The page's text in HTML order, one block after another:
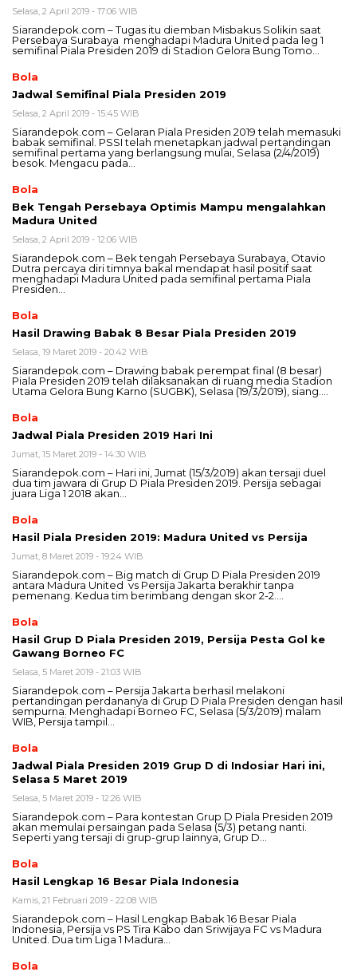
Selasa, 2 April 2019 - 17:06 WIB
Siarandepok.com – Tugas itu diemban Misbakus Solikin saat
Persebaya Surabaya menghadapi Madura United pada leg 1
semifinal Piala Presiden 2019 di Stadion Gelora Bung Tomo…
Bola
Jadwal Semifinal Piala Presiden 2019
Selasa, 2 April 2019 - 15:45 WIB
Siarandepok.com – Gelaran Piala Presiden 2019 telah memasuki
babak semifinal. PSSI telah menetapkan jadwal pertandingan
semifinal pertama yang berlangsung mulai, Selasa (2/4/2019)
besok. Mengacu pada…
Bola
Bek Tengah Persebaya Optimis Mampu mengalahkan
Madura United
Selasa, 2 April 2019 - 12:06 WIB
Siarandepok.com – Bek tengah Persebaya Surabaya, Otavio
Dutra percaya diri timnya bakal mendapat hasil positif saat
menghadapi Madura United pada semifinal pertama Piala
Presiden…
Bola
Hasil Drawing Babak 8 Besar Piala Presiden 2019
Selasa, 19 Maret 2019 - 20:42 WIB
Siarandepok.com – Drawing babak perempat final (8 besar)
Piala Presiden 2019 telah dilaksanakan di ruang media Stadion
Utama Gelora Bung Karno (SUGBK), Selasa (19/3/2019), siang….
Bola
Jadwal Piala Presiden 2019 Hari Ini
Jumat, 15 Maret 2019 - 14:30 WIB
Siarandepok.com – Hari ini, Jumat (15/3/2019) akan tersaji duel
dua tim jawara di Grup D Piala Presiden 2019. Persija sebagai
juara Liga 1 2018 akan…
Bola
Hasil Piala Presiden 2019: Madura United vs Persija
Jumat, 8 Maret 2019 - 19:24 WIB
Siarandepok.com – Big match di Grup D Piala Presiden 2019
antara Madura United vs Persija Jakarta berakhir tanpa
pemenang. Kedua tim berimbang dengan skor 2-2….
Bola
Hasil Grup D Piala Presiden 2019, Persija Pesta Gol ke
Gawang Borneo FC
Selasa, 5 Maret 2019 - 21:03 WIB
Siarandepok.com – Persija Jakarta berhasil melakoni
pertandingan perdananya di Grup D Piala Presiden dengan hasil
sempurna. Menghadapi Borneo FC, Selasa (5/3/2019) malam
WIB, Persija tampil…
Bola
Jadwal Piala Presiden 2019 Grup D di Indosiar Hari ini,
Selasa 5 Maret 2019
Selasa, 5 Maret 2019 - 12:26 WIB
Siarandepok.com – Para kontestan Grup D Piala Presiden 2019
akan memulai persaingan pada Selasa (5/3) petang nanti.
Seperti yang tersaji di grup-grup lainnya, Grup D…
Bola
Hasil Lengkap 16 Besar Piala Indonesia
Kamis, 21 Februari 2019 - 22:08 WIB
Siarandepok.com – Hasil Lengkap Babak 16 Besar Piala
Indonesia, Persija vs PS Tira Kabo dan Sriwijaya FC vs Madura
United. Dua tim Liga 1 Madura…
Bola